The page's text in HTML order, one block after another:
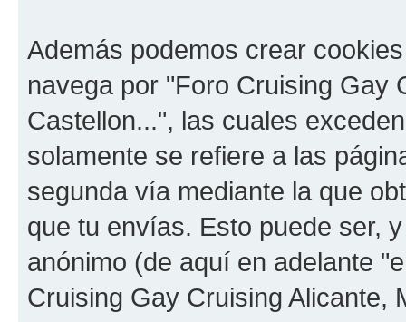
Además podemos crear
navega por "Foro Cruising Gay
Castellon...", las cuales
solamente se refiere a las
segunda vía mediante la que
que tu envías. Esto puede ser,
anónimo (de aquí en adelante
Cruising Gay Cruising Alicante,